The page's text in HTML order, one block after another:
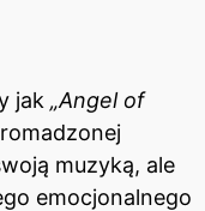
jak „Angel of
muzyką, ale
emocjonalnego